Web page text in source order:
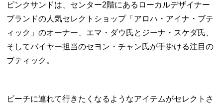
ピンクサンドは、センター2階にあるローカルデザイナー
ブランドの人気セレクトショップ「アロハ・アイナ・ブテ
ィック」のオーナー、エマ・ダウ氏とジーナ・スケダ氏、
そしてバイヤー担当のセヨン・チャン氏が手掛ける注目の
ブティック。
ビーチに連れて行きたくなるようなアイテムがセレクトさ